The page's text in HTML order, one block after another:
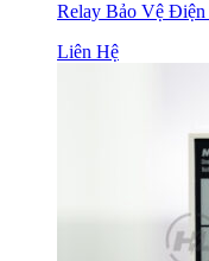
Relay Bảo Vệ
Liên Hệ